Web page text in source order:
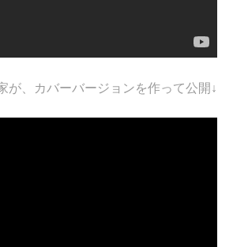
が、カバーバージョンを作って公開↓